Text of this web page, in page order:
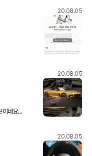
20.08.05
20.08.05
공유한다 하는데도 멋져 보이네요...
20.08.05